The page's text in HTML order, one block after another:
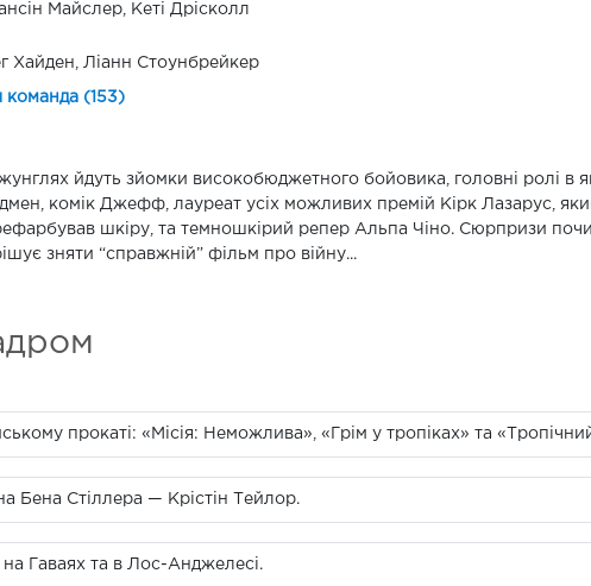
Майслер, Кеті Дрісколл
Хайден, Ліанн Стоунбрейкер
команда (153)
йдуть зйомки високобюджетного бойовика, головні ролі в
комік Джефф, лауреат усіх можливих премій Кірк Лазарус,
шкіру, та темношкірий репер Альпа Чіно. Сюрпризи
зняти “справжній” фільм про війну...
прокаті: «Місія: Неможлива», «Грім у тропіках» та
Бена Стіллера — Крістін Тейлор.
Гаваях та в Лос-Анджелесі.